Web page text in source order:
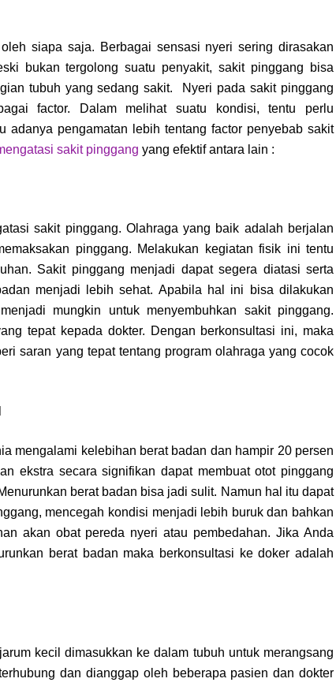
siapa saja. Berbagai sensasi nyeri sering dirasakan
bukan tergolong suatu penyakit, sakit pinggang bisa
tubuh yang sedang sakit. Nyeri pada sakit pinggang
factor. Dalam melihat suatu kondisi, tentu perlu
adanya pengamatan lebih tentang factor penyebab sakit
sakit pinggang yang efektif antara lain :
sakit pinggang. Olahraga yang baik adalah berjalan
pinggang. Melakukan kegiatan fisik ini tentu
Sakit pinggang menjadi dapat segera diatasi serta
menjadi lebih sehat. Apabila hal ini bisa dilakukan
mungkin untuk menyembuhkan sakit pinggang.
tepat kepada dokter. Dengan berkonsultasi ini, maka
saran yang tepat tentang program olahraga yang cocok
mengalami kelebihan berat badan dan hampir 20 persen
ekstra secara signifikan dapat membuat otot pinggang
berat badan bisa jadi sulit. Namun hal itu dapat
mencegah kondisi menjadi lebih buruk dan bahkan
akan obat pereda nyeri atau pembedahan. Jika Anda
berat badan maka berkonsultasi ke doker adalah
kecil dimasukkan ke dalam tubuh untuk merangsang
dan dianggap oleh beberapa pasien dan dokter